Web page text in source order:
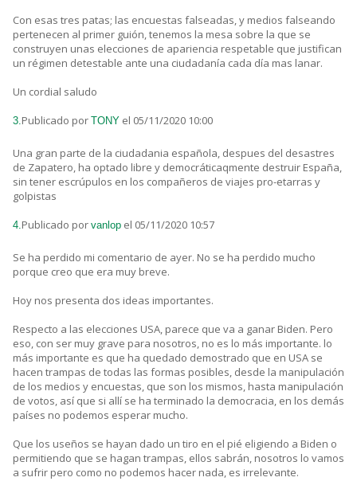
Con esas tres patas; las encuestas falseadas, y medios falseando
pertenecen al primer guión, tenemos la mesa sobre la que se
construyen unas elecciones de apariencia respetable que justifican
un régimen detestable ante una ciudadanía cada día mas lanar.
Un cordial saludo
3.Publicado por TONY el 05/11/2020 10:00
Una gran parte de la ciudadania española, despues del desastres
de Zapatero, ha optado libre y democráticaqmente destruir España,
sin tener escrúpulos en los compañeros de viajes pro-etarras y
golpistas
4.Publicado por vanlop el 05/11/2020 10:57
Se ha perdido mi comentario de ayer. No se ha perdido mucho
porque creo que era muy breve.
Hoy nos presenta dos ideas importantes.
Respecto a las elecciones USA, parece que va a ganar Biden. Pero
eso, con ser muy grave para nosotros, no es lo más importante. lo
más importante es que ha quedado demostrado que en USA se
hacen trampas de todas las formas posibles, desde la manipulación
de los medios y encuestas, que son los mismos, hasta manipulación
de votos, así que si allí se ha terminado la democracia, en los demás
países no podemos esperar mucho.
Que los useños se hayan dado un tiro en el pié eligiendo a Biden o
permitiendo que se hagan trampas, ellos sabrán, nosotros lo vamos
a sufrir pero como no podemos hacer nada, es irrelevante.